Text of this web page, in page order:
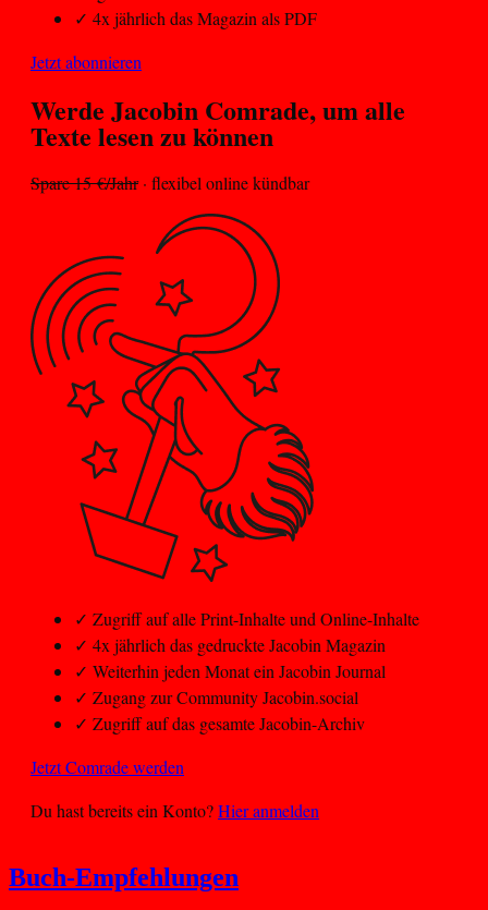
✓ 4x jährlich das Magazin als PDF
Jetzt abonnieren
Werde Jacobin Comrade, um alle
Texte lesen zu können
Spare 15 €/Jahr· flexibel online kündbar
✓ Zugriff auf alle Print-Inhalte und Online-Inhalte
✓ 4x jährlich das gedruckte Jacobin Magazin
✓ Weiterhin jeden Monat ein Jacobin Journal
✓ Zugang zur Community Jacobin.social
✓ Zugriff auf das gesamte Jacobin-Archiv
Jetzt Comrade werden
Du hast bereits ein Konto?Hier anmelden
Buch-Empfehlungen